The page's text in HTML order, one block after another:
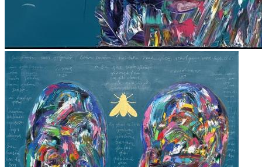
GÜLTEN İMAMOĞLU ESERLERİ,
BEDRİ RAHMİ EYÜBOĞLU ESERLERİ,
DEVRİM ERBİL ESERLERİ,
SELİM ALTAN ESERLERİ,
EREN EYÜBOĞLU ESERLERİ,
NURİ BATTAL ESERLERİ,
YUSUF AYGEÇ ESERLERİ
SEVİNÇ ALTAN ESERLERİ,
FİLİZ KAHRAMAN ESERLERİ,
HAKKI ANLI ESERLERİ,
SEO YOUNG DEOK ESERLERİ,
ADNAN ÇOKER ESERLERİ,
MUSTAFA HORASAN ESERLERİ,
MURAT PULAT ESERLERİ ,
ABİDİN DİNO ESERLERİ